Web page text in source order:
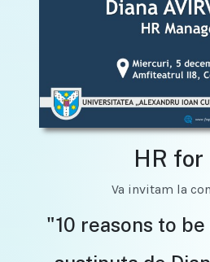
HR for
Va invitam la
"10 reasons to